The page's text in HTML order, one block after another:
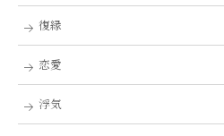
復縁
恋愛
浮気